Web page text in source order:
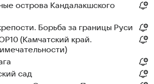
острова Кандалакшского
Борьба за границы Руси
(Камчатский край.
сад